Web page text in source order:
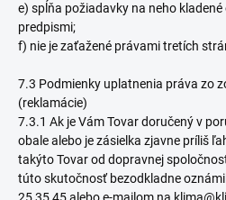
e) spĺňa požiadavky na neho
predpismi;
f) nie je zaťažené právami tretích
7.3 Podmienky uplatnenia práva zo
(reklamácie)
7.3.1 Ak je Vám Tovar doručený v
obale alebo je zásielka zjavne príliš
takýto Tovar od dopravnej
túto skutočnosť bezodkladne